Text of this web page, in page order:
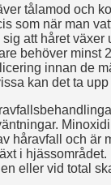
tålamod och
som när man
att håret växer
behöver minst
innan de
kan det ta
håravfall och är
i
eller vid total